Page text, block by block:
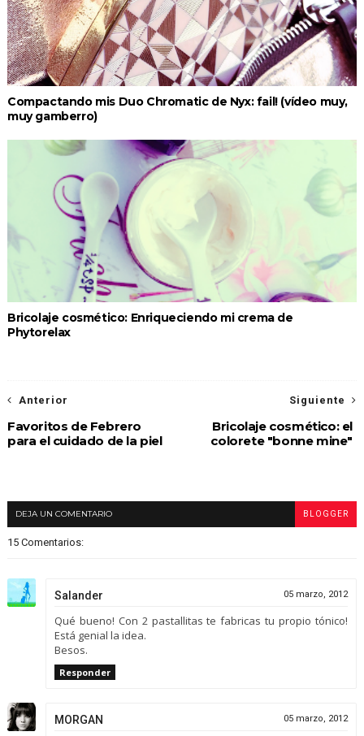
Compactando mis Duo Chromatic de Nyx: fail! (vídeo muy,
muy gamberro)
Bricolaje cosmético: Enriqueciendo mi crema de
Phytorelax
Siguiente
Bricolaje cosmético: el
colorete "bonne mine"
Anterior
Favoritos de Febrero
para el cuidado de la piel
DEJA UN COMENTARIO BLOGGER
15 Comentarios:
Salander 05 marzo, 2012
Qué bueno! Con 2 pastallitas te fabricas tu propio tónico!
Está genial la idea.
Besos.
Responder
MORGAN 05 marzo, 2012